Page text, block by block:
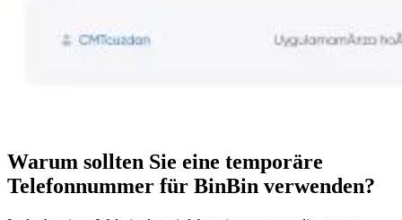
Warum sollten Sie eine temporäre
Telefonnummer für BinBin verwenden?